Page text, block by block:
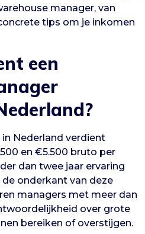
manager, van
tips om je inkomen
een
Nederland verdient
en €5.500 bruto per
dan twee jaar ervaring
onderkant van deze
managers met meer dan
over grote
bereiken of overstijgen.